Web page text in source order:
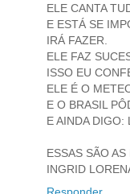
ELE CANTA
E ESTÁ SE
IRÁ FAZER.
ELE FAZ
ISSO EU
ELE É O
E O BRASIL
E AINDA DIGO:
ESSAS SÃO AS
INGRID